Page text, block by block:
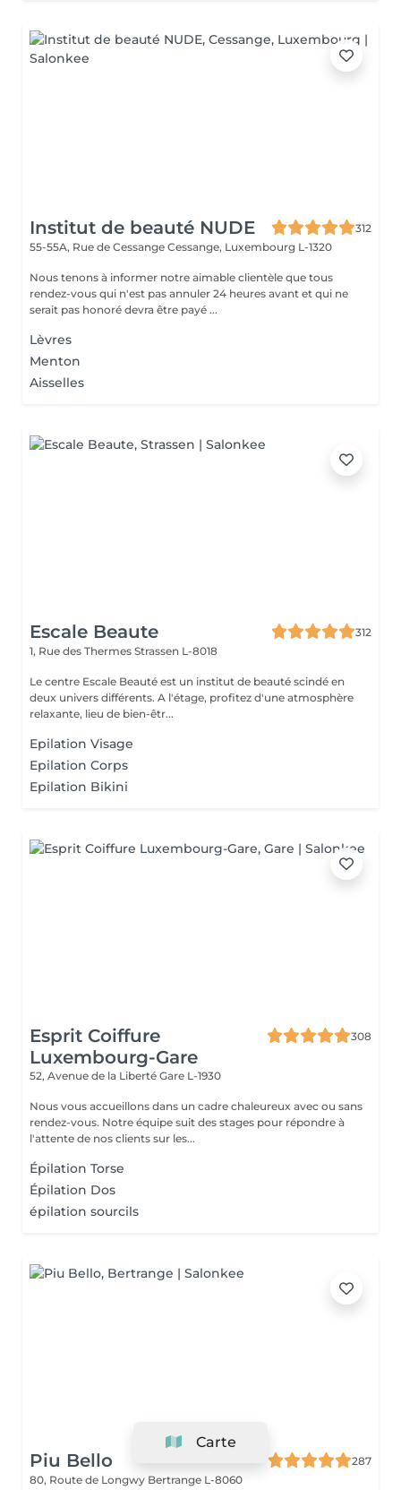
Institut de beauté NUDE
312
55-55A, Rue de Cessange Cessange, Luxembourg L-1320
Nous tenons à informer notre aimable clientèle que tous
rendez-vous qui n'est pas annuler 24 heures avant et qui ne
serait pas honoré devra être payé ...
Lèvres
Menton
Aisselles
Escale Beaute
312
1, Rue des Thermes Strassen L-8018
Le centre Escale Beauté est un institut de beauté scindé en
deux univers différents. A l'étage, profitez d'une atmosphère
relaxante, lieu de bien-êtr...
Epilation Visage
Epilation Corps
Epilation Bikini
Esprit Coiffure
Luxembourg-Gare
308
52, Avenue de la Liberté Gare L-1930
Nous vous accueillons dans un cadre chaleureux avec ou sans
rendez-vous. Notre équipe suit des stages pour répondre à
l'attente de nos clients sur les...
Épilation Torse
Épilation Dos
épilation sourcils
Piu Bello
287
80, Route de Longwy Bertrange L-8060
Carte